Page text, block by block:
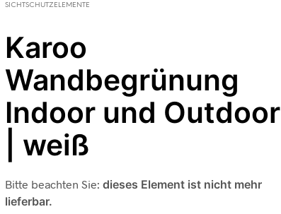
SICHTSCHUTZELEMENTE
Karoo
Wandbegrünung
Indoor und Outdoor
| weiß
Bitte beachten Sie:dieses Element ist nicht mehr
lieferbar.